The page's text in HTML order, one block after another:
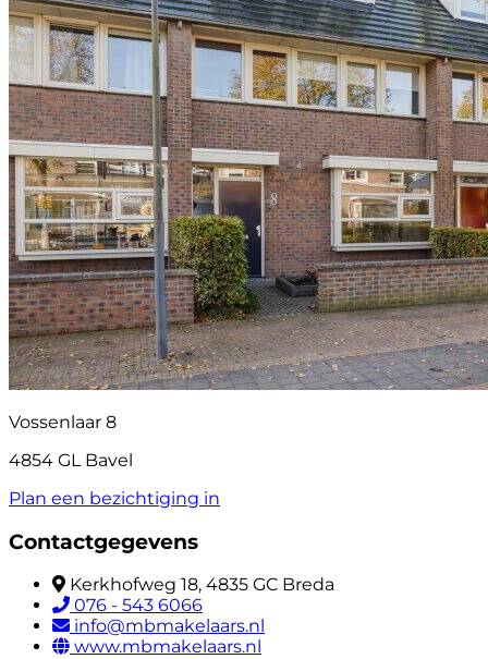
Vossenlaar 8
4854 GL Bavel
Plan een bezichtiging in
Contactgegevens
Kerkhofweg 18, 4835 GC Breda
076 - 543 6066
info@mbmakelaars.nl
www.mbmakelaars.nl